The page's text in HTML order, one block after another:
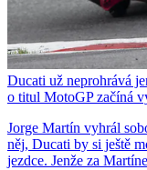
Ducati už neprohrává
o titul MotoGP začíná
Jorge Martín vyhrál
něj, Ducati by si ještě
jezdce. Jenže za